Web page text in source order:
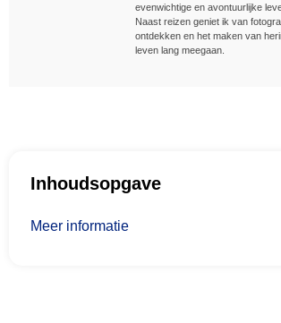
evenwichtige en avontuurlijke
Naast reizen geniet ik van
ontdekken en het maken van
leven lang meegaan.
Inhoudsopgave
Meer informatie